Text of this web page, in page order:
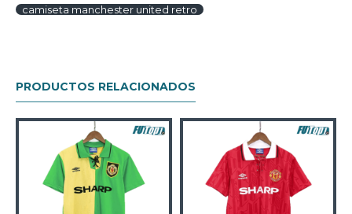
camiseta manchester united retro
PRODUCTOS RELACIONADOS